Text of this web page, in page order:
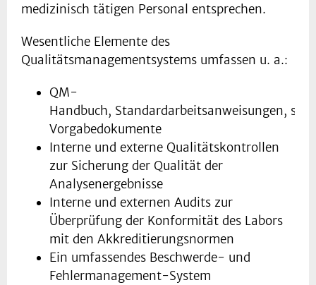
medizinisch tätigen Personal entsprechen.
Wesentliche Elemente des
Qualitätsmanagementsystems umfassen u. a.:
QM-
Handbuch, Standardarbeitsanweisungen,
Vorgabedokumente
Interne und externe Qualitätskontrollen
zur Sicherung der Qualität der
Analysenergebnisse
Interne und externen Audits zur
Überprüfung der Konformität des Labors
mit den Akkreditierungsnormen
Ein umfassendes Beschwerde- und
Fehlermanagement-System